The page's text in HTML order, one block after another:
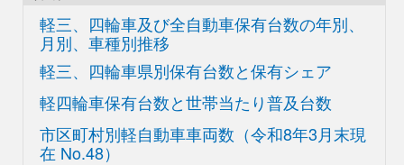
軽三、四輪車及び全自動車保有台数の年別、
月別、車種別推移
軽三、四輪車県別保有台数と保有シェア
軽四輪車保有台数と世帯当たり普及台数
市区町村別軽自動車車両数 （令和8年3月末現
在 No.48）